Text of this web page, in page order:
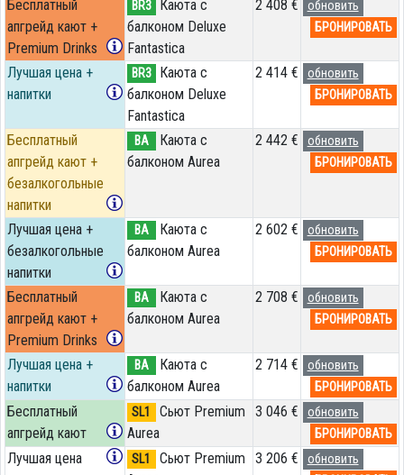
Бесплатный
апгрейд кают +
Premium Drinks
BR3
Каюта с
балконом Deluxe
Fantastica
2 408 €
обновить
БРОНИРОВАТЬ
Лучшая цена +
напитки
BR3
Каюта с
балконом Deluxe
Fantastica
2 414 €
обновить
БРОНИРОВАТЬ
Бесплатный
апгрейд кают +
безалкогольные
напитки
BA
Каюта с
балконом Aurea
2 442 €
обновить
БРОНИРОВАТЬ
Лучшая цена +
безалкогольные
напитки
BA
Каюта с
балконом Aurea
2 602 €
обновить
БРОНИРОВАТЬ
Бесплатный
апгрейд кают +
Premium Drinks
BA
Каюта с
балконом Aurea
2 708 €
обновить
БРОНИРОВАТЬ
Лучшая цена +
напитки
BA
Каюта с
балконом Aurea
2 714 €
обновить
БРОНИРОВАТЬ
Бесплатный
апгрейд кают
SL1
Сьют Premium
Aurea
3 046 €
обновить
БРОНИРОВАТЬ
Лучшая цена SL1
Сьют Premium
3 206 €
обновить